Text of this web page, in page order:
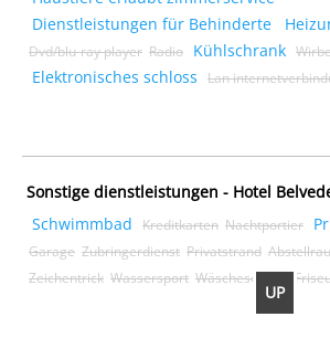
UP
Dienstleistungen für Behinderte
Dvd/blu-ray player Radio Kühlschrank
Elektronisches schloss
Lan
Sonstige dienstleistungen - Hotel
Schwimmbad
Kreditkarten Nachtportier
Garage Zubringerdienst Privatstrand
Zeichentrick Wassersport Wäscheservice